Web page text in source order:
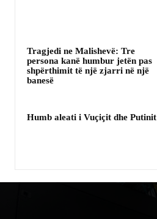
Tragjedi ne Malishevë: Tre
persona kanë humbur jetën pas
shpërthimit të një zjarri në një
banesë
Humb aleati i Vuçiçit dhe Putinit